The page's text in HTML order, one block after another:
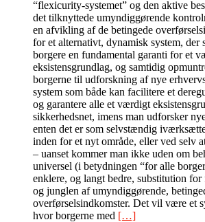
“flexicurity-systemet” og den aktive
det tilknyttede umyndiggørende
en afvikling af de betingede
for et alternativt, dynamisk system, der
borgere en fundamental garanti for et
eksistensgrundlag, og samtidig
borgerne til udforskning af nye
system som både kan facilitere et
og garantere alle et værdigt
sikkerhedsnet, imens man udforsker
enten det er som selvstændig
inden for et nyt område, eller ved selv
– uanset kommer man ikke uden om
universel (i betydningen “for alle
enklere, og langt bedre, substitution
og junglen af umyndiggørende,
overførselsindkomster. Det vil være et
hvor borgerne med […]